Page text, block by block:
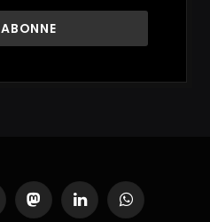
MastodonLinkedInWhatsApp